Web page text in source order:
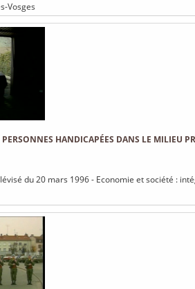
Vosges
HANDICAPÉES DANS LE MILIEU
du 20 mars 1996 - Economie et société :